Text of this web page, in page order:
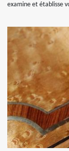
examine et établisse